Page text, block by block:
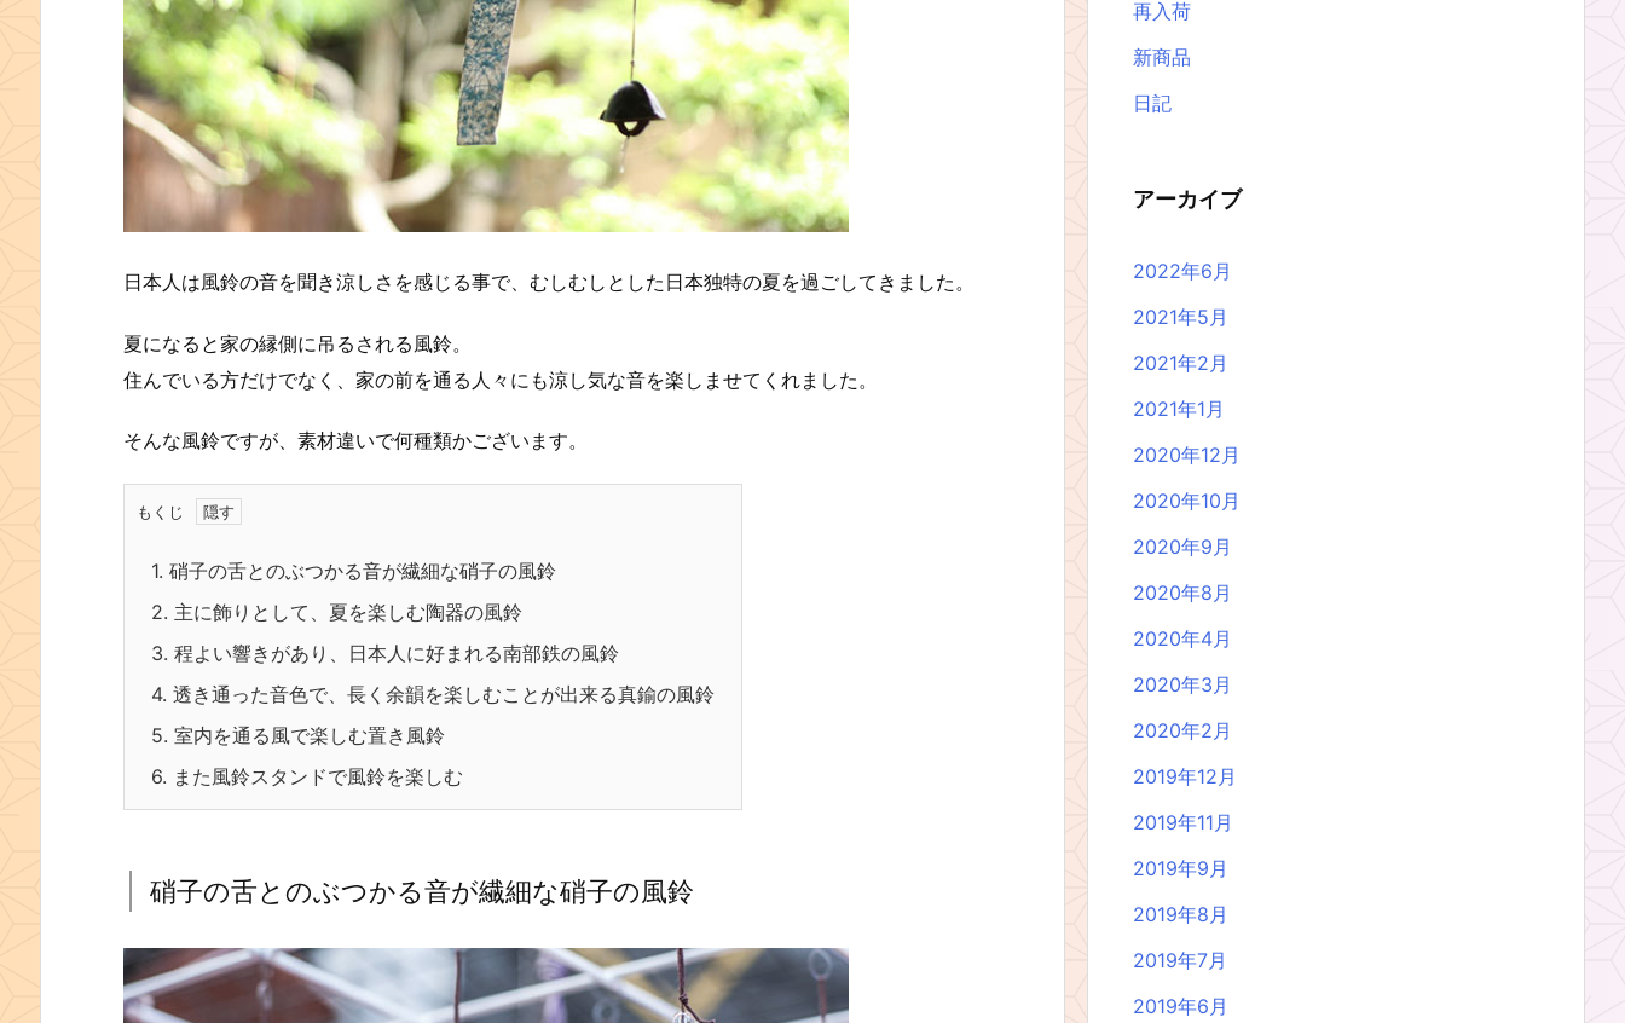
日本人は風鈴の音を聞き涼しさを感じる事で、むしむしとした日本独特の夏を過ごしてきました。
夏になると家の縁側に吊るされる風鈴。
住んでいる方だけでなく、家の前を通る人々にも涼し気な音を楽しませてくれました。
そんな風鈴ですが、素材違いで何種類かございます。
もくじ
1. 硝子の舌とのぶつかる音が繊細な硝子の風鈴
2. 主に飾りとして、夏を楽しむ陶器の風鈴
3. 程よい響きがあり、日本人に好まれる南部鉄の風鈴
4. 透き通った音色で、長く余韻を楽しむことが出来る真鍮の風鈴
5. 室内を通る風で楽しむ置き風鈴
6. また風鈴スタンドで風鈴を楽しむ
硝子の舌とのぶつかる音が繊細な硝子の風鈴
再入荷
新商品
日記
アーカイブ
2022年6月
2021年5月
2021年2月
2021年1月
2020年12月
2020年10月
2020年9月
2020年8月
2020年4月
2020年3月
2020年2月
2019年12月
2019年11月
2019年9月
2019年8月
2019年7月
2019年6月